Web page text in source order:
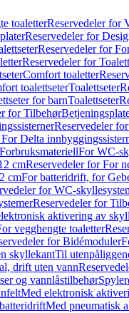
toaletterReservedeler for
Reservedeler for
Reservedeler for
Reservedeler for
Comfort toaletter
toalettseterToalettseter
for barnToalettseter
for Tilbehør
Reservedeler
Delta
ForbruksmateriellFor WC-
cmReservedeler for For
cmFor batteridrift, for
for WC-
Reservedeler for
aktivering av skyll
vegghengte toaletter
for Bidémoduler
skyllekantTil
drift uten vann
og vannlåstilbehør
Med elektronisk
Med pneumatisk